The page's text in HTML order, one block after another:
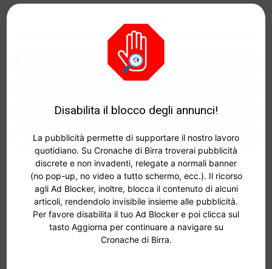
Seguici
Follower
323 Iscritti ISCRIVITI
Archivi
Disabilita il blocco degli annunci!
La pubblicità permette di supportare il nostro lavoro
quotidiano. Su Cronache di Birra troverai pubblicità
discrete e non invadenti, relegate a normali banner
(no pop-up, no video a tutto schermo, ecc.). Il ricorso
agli Ad Blocker, inoltre, blocca il contenuto di alcuni
articoli, rendendolo invisibile insieme alle pubblicità.
Per favore disabilita il tuo Ad Blocker e poi clicca sul
tasto Aggiorna per continuare a navigare su
Cronache di Birra.